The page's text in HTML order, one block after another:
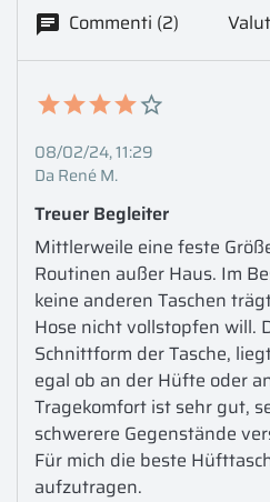
Commenti (2)
08/02/24, 11:29
Da René M.
Treuer Begleiter
Mittlerweile eine feste
Routinen außer Haus. Im
keine anderen Taschen
Hose nicht vollstopfen will.
Schnittform der Tasche,
egal ob an der Hüfte oder
Tragekomfort ist sehr gut,
schwerere Gegenstände
Für mich die beste
aufzutragen.